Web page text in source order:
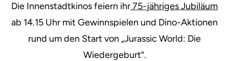
Die Innenstadtkinos feiern ihr75-jähriges Jubiläum
ab 14.15 Uhr mit Gewinnspielen und Dino-Aktionen
rund um den Start von „Jurassic World: Die
Wiedergeburt“.